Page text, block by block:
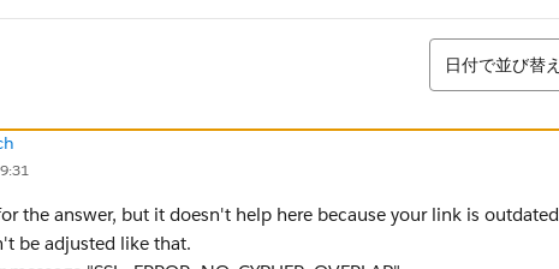
並び替え
日付で並び替え
the answer, but it doesn't help here because your link is
be adjusted like that.